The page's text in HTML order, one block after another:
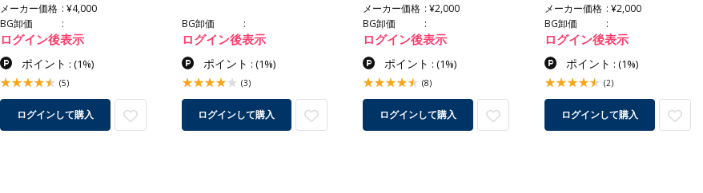
メーカー価格
¥4,000
BG卸価
ログイン後表示
ポイント : (1%)
(5)
ログインして購入
BG卸価
ログイン後表示
ポイント : (1%)
(3)
ログインして購入
メーカー価格
¥2,000
BG卸価
ログイン後表示
ポイント :(1%)
(8)
ログインして購入
メーカー価格
¥2,000
BG卸価
ログイン後表示
ポイント :(1%)
(2)
ログインして購入